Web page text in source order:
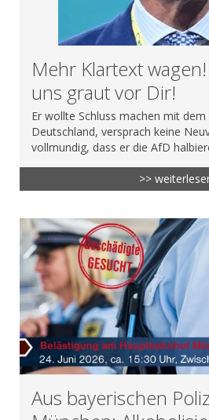
Mehr Klartext
uns graut vor Dir!
Er wollte Schluss machen mit dem
Deutschland, versprach keine
vollmundig, dass er die AfD
>>
Aus bayerischen